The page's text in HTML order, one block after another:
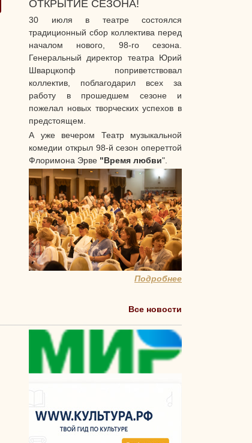
ОТКРЫТИЕ СЕЗОНА!
30 июля в театре состоялся
традиционный сбор коллектива перед
началом нового, 98-го сезона.
Генеральный директор театра Юрий
Шварцкопф поприветствовал
коллектив, поблагодарил всех за
работу в прошедшем сезоне и
пожелал новых творческих успехов в
предстоящем.
А уже вечером Театр музыкальной
комедии открыл 98-й сезон опереттой
Флоримона Эрве "Время любви".
Подробнее
Все новости